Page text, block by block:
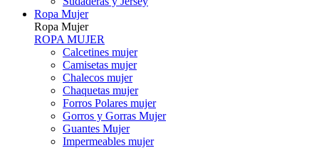
Ropa Mujer
Ropa Mujer
ROPA MUJER
Calcetines mujer
Camisetas mujer
Chalecos mujer
Chaquetas mujer
Forros Polares mujer
Gorros y Gorras Mujer
Guantes Mujer
Impermeables mujer